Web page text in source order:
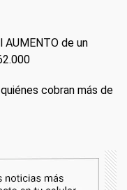
AUMENTO de un
cobran más de